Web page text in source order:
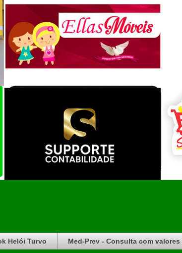
Helói Turvo Med-Prev - Consulta com